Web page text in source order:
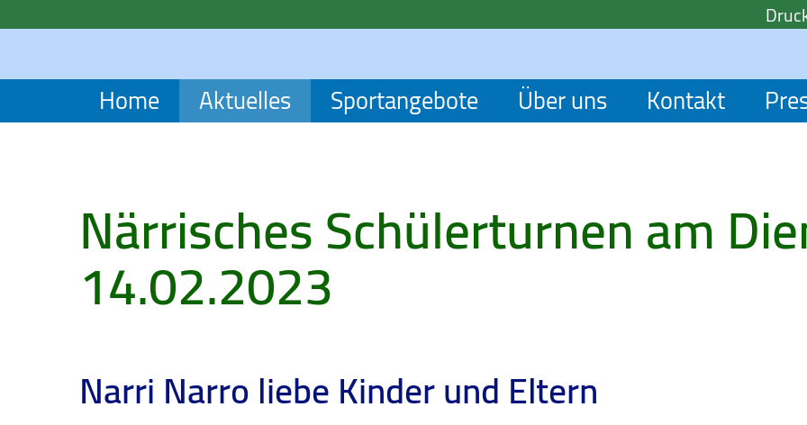
Home Aktuelles Sportangebote Über uns Kontakt
Närrisches Schülerturnen am
14.02.2023
Narri Narro liebe Kinder und Eltern